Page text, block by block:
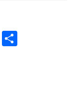
WordPress